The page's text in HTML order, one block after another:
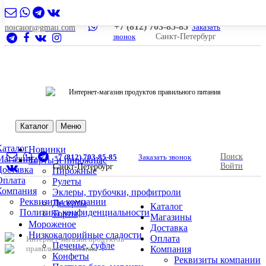
nolcalor@gmail.com +7 (812) 703-85-85 Заказать
звонок
Санкт-Петербург
Интернет-магазин продуктов правильного питания
Каталог Меню
Реквизиты компании
Политика конфиденциальности
Новинки
Торты и пирожные
Пирожные
Рулеты
Эклеры, трубочки, профитроли
Десерты
Торты
Мороженое
Низкокалорийные сладости
Печенье, суфле
Конфеты
+7 (812) 703-85-85
Заказать звонок
Санкт-Петербург
Поиск
Войти
Интернет-магазин продуктов
правильного питания
Каталог
Магазины
Доставка
Оплата
Компания
Реквизиты компании